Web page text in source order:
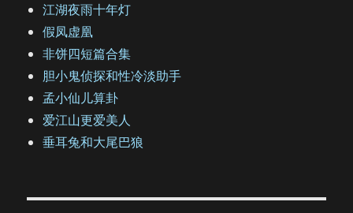
江湖夜雨十年灯
假凤虚凰
非饼四短篇合集
胆小鬼侦探和性冷淡助手
孟小仙儿算卦
爱江山更爱美人
垂耳兔和大尾巴狼